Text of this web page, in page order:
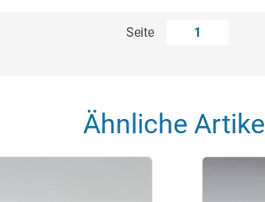
Seite 1
Ähnliche Artikel